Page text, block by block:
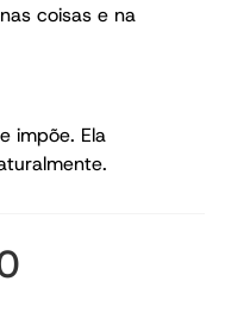
coisas e na
impõe. Ela